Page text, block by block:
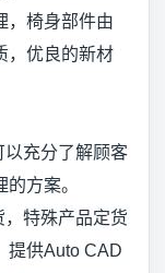
，椅身部件由
，优良的新材
充分了解顾客
方案。
特殊产品定货
提供Auto CAD